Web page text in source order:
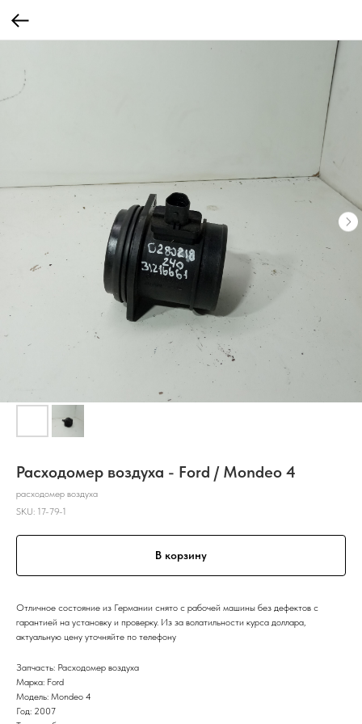
Расходомер воздуха - Ford / Mondeo 4
расходомер воздуха
SKU: 17-79-1
В корзину
Отличное состояние из Германии снято с рабочей машины без дефектов с
гарантией на установку и проверку. Из за волатильности курса доллара,
актуальную цену уточняйте по телефону
Запчасть: Расходомер воздуха
Марка: Ford
Модель: Mondeo 4
Год: 2007